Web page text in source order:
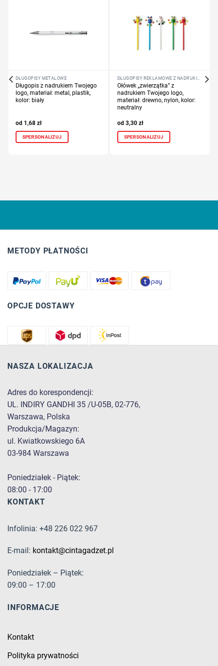
DŁUGOPISY METALOWE
Długopis z nadrukiem Twojego
logo, materiał: metal, plastik,
kolor: biały
1,68 zł
SPERSONALIZUJ
DŁUGOPISY REKLAMOWE Z NADRUKIEM LOGO FIRMY
Ołówek „zwierzątka” z
nadrukiem Twojego logo,
materiał: drewno, nylon, kolor:
neutralny
3,30 zł
SPERSONALIZUJ
METODY PŁATNOŚCI
OPCJE DOSTAWY
NASZA LOKALIZACJA
Adres do korespondencji:
UL. INDIRY GANDHI 35 /U-05B, 02-776,
Warszawa, Polska
Produkcja/Magazyn:
ul. Kwiatkowskiego 6A
03-984 Warszawa
Poniedziałek - Piątek:
08:00 - 17:00
KONTAKT
Infolinia: +48 226 022 967
E-mail: kontakt@cintagadzet.pl
Poniedziałek – Piątek:
09:00 – 17:00
INFORMACJE
Kontakt
Polityka prywatności